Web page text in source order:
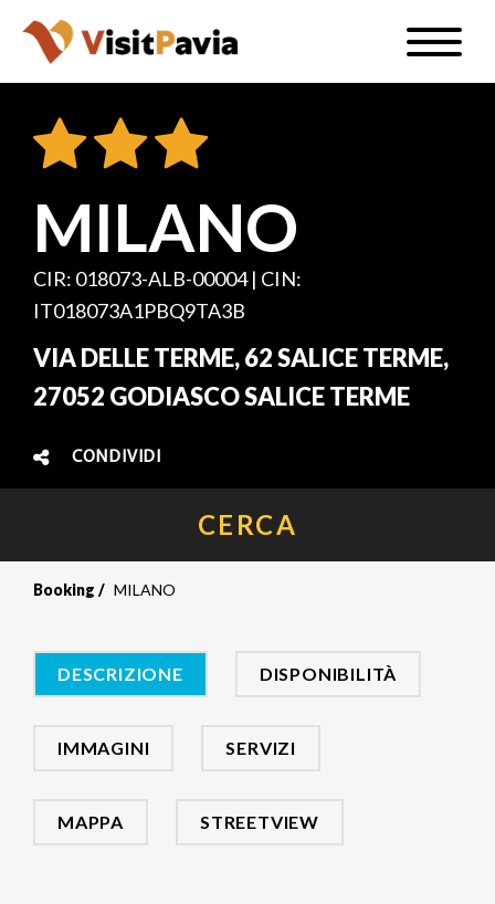
Salta
contenuto
principale
Toggle
IT
#visitpavia
MILANO
CIR: 018073-ALB-00004 | CIN:
IT018073A1PBQ9TA3B
VIA DELLE TERME, 62 SALICE TERME,
27052 GODIASCO SALICE TERME
CONDIVIDI
CERCA
Booking MILANO
DESCRIZIONE DISPONIBILITÀ
IMMAGINI SERVIZI
MAPPA STREETVIEW